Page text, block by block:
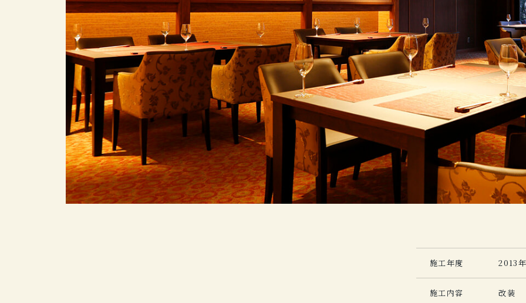
施工年度 2013年
施工内容 改装